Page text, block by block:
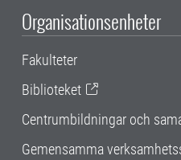
Organisationsenheter
Fakulteter
Biblioteket
Centrumbildningar och
Gemensamma